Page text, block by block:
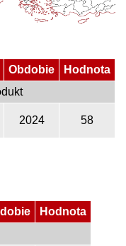
Obdobie
Hodnota
2024 58
Hodnota